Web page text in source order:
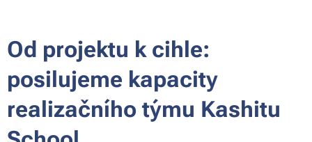
Od projektu k cihle:
posilujeme kapacity
realizačního týmu Kashitu